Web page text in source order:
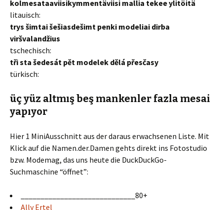
kolmesataaviisikymmentäviisi mallia tekee ylitöitä
litauisch:
trys šimtai šešiasdešimt penki modeliai dirba
viršvalandžius
tschechisch:
tři sta šedesát pět modelek dělá přesčasy
türkisch:
üç yüz altmış beş mankenler fazla mesai
yapıyor
Hier 1 MiniAusschnitt aus der daraus erwachsenen Liste. Mit
Klick auf die Namen.der.Damen gehts direkt ins Fotostudio
bzw. Modemag, das uns heute die DuckDuckGo-
Suchmaschine “öffnet”:
_____________________________80+
Ally Ertel